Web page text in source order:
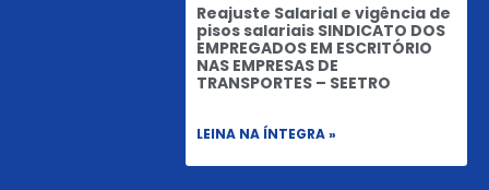
Reajuste Salarial e vigência de
pisos salariais SINDICATO DOS
EMPREGADOS EM ESCRITÓRIO
NAS EMPRESAS DE
TRANSPORTES – SEETRO
LEINA NA ÍNTEGRA »